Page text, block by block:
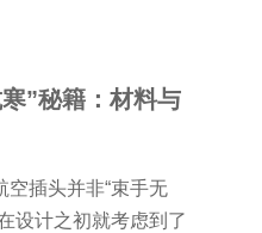
”秘籍：材料与
插头并非“束手无
设计之初就考虑到了